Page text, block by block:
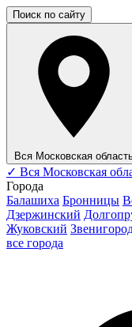
Поиск по сайту
Вся Московская
✓ Вся Московская
Города
Балашиха Бронницы
Дзержинский
Жуковский
все города